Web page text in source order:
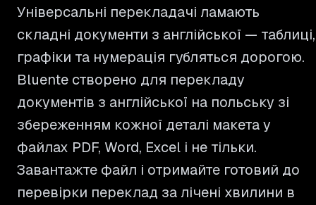
Універсальні перекладачі ламають
складні документи з англійської — таблиці,
графіки та нумерація губляться дорогою.
Bluente створено для перекладу
документів з англійської на польську зі
збереженням кожної деталі макета у
файлах PDF, Word, Excel і не тільки.
Завантажте файл і отримайте готовий до
перевірки переклад за лічені хвилини в